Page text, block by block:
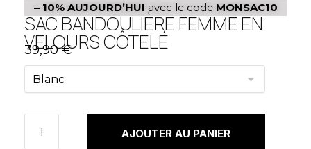
– 10% AUJOURD’HUI avec le code MONSAC10
SAC BANDOULIÈRE FEMME EN
VELOURS CÔTELÉ
39,90€
AJOUTER AU PANIER